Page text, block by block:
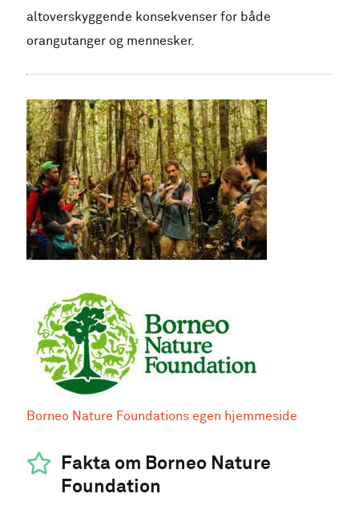
altoverskyggende konsekvenser for både
orangutanger og mennesker.
Borneo Nature Foundations egen hjemmeside
Fakta om Borneo Nature
Foundation